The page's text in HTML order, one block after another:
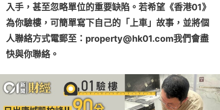
入手，甚至忽略單位的重要缺陷。若希望《香港01》
為你驗樓，可簡單寫下自己的「上車」故事，並將個
人聯絡方式電郵至：property@hk01.com我們會盡
快與你聯絡。